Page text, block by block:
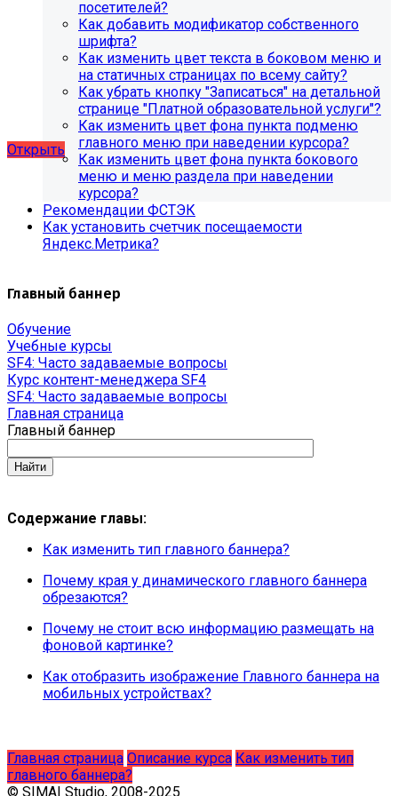
SIMAI: Сайт компании, SIMAI: Сайт конференции, SIMAI:
Сайт медицинской организации, SIMAI: Сайт
музыкальной школы, SIMAI: Сайт РЖД медицина, SIMAI:
Сайт санатория, SIMAI: Сайт сельского поселения, SIMAI:
Сайт совета муниципальных образований, SIMAI: Сайт
спортивной школы, SIMAI: Сайт управления делами,
SIMAI: Сайт учебного центра, SIMAI: Сайт
художественной школы, SIMAI: Сайт школы
Открыть
посетителей?
Как добавить модификатор собственного
шрифта?
Как изменить цвет текста в боковом меню и
на статичных страницах по всему сайту?
Как убрать кнопку "Записаться" на детальной
странице "Платной образовательной услуги"?
Как изменить цвет фона пункта подменю
главного меню при наведении курсора?
Как изменить цвет фона пункта бокового
меню и меню раздела при наведении
курсора?
Рекомендации ФСТЭК
Как установить счетчик посещаемости
Яндекс.Метрика?
Главный баннер
Обучение
Учебные курсы
SF4: Часто задаваемые вопросы
Курс контент-менеджера SF4
SF4: Часто задаваемые вопросы
Главная страница
Главный баннер
Содержание главы:
Как изменить тип главного баннера?
Почему края у динамического главного баннера
обрезаются?
Почему не стоит всю информацию размещать на
фоновой картинке?
Как отобразить изображение Главного баннера на
мобильных устройствах?
Главная страница Описание курса Как изменить тип
главного баннера?
© SIMAI Studio, 2008-2025